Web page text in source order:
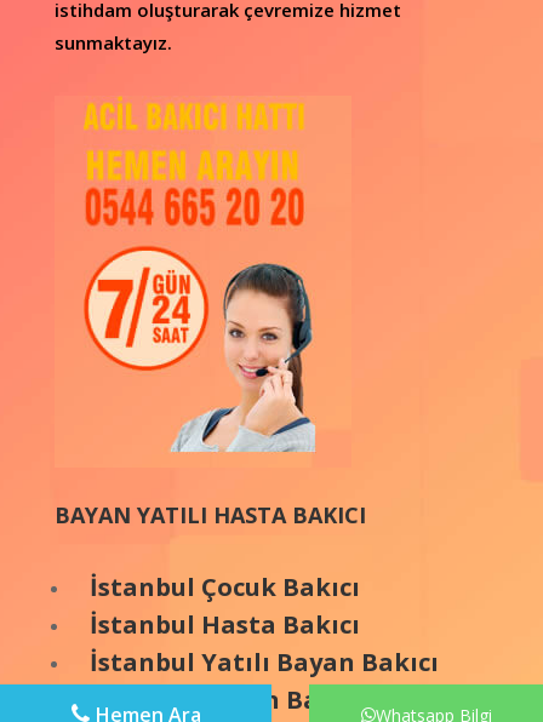
Whatsapp Bilgi
Hemen Ara
istihdam oluşturarak çevremize hizmet
sunmaktayız.
BAYAN YATILI HASTA BAKICI
İstanbul Çocuk Bakıcı
İstanbul Hasta Bakıcı
İstanbul Yatılı Bayan Bakıcı
İstanbul Bayan Bakıcı